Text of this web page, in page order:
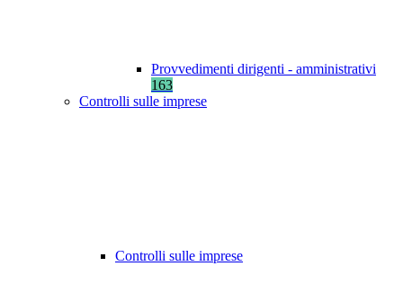
Provvedimenti dirigenti - amministrativi
163
Controlli sulle imprese
Controlli sulle imprese